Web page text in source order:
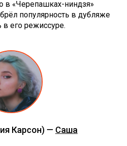
в «Черепашках-ниндзя»
популярность в дубляже
в его режиссуре.
Карсон) — Саша